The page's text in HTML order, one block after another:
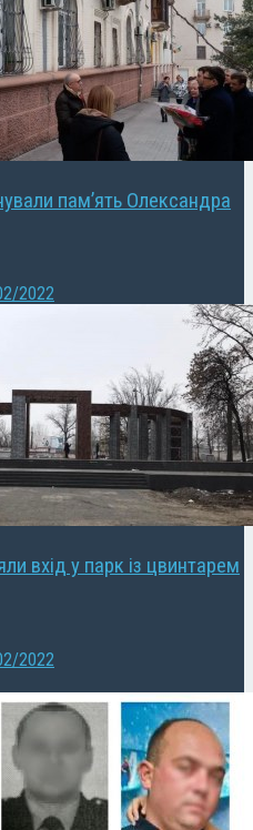
пам’ять Олександра
2022
вхід у парк із цвинтарем
2022